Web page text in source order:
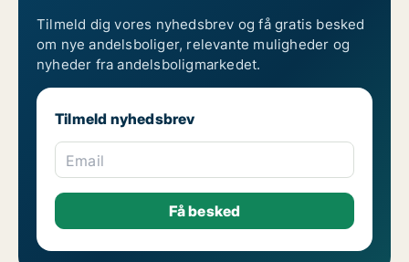
Tilmeld dig vores nyhedsbrev og få gratis besked
om nye andelsboliger, relevante muligheder og
nyheder fra andelsboligmarkedet.
Tilmeld nyhedsbrev
Email